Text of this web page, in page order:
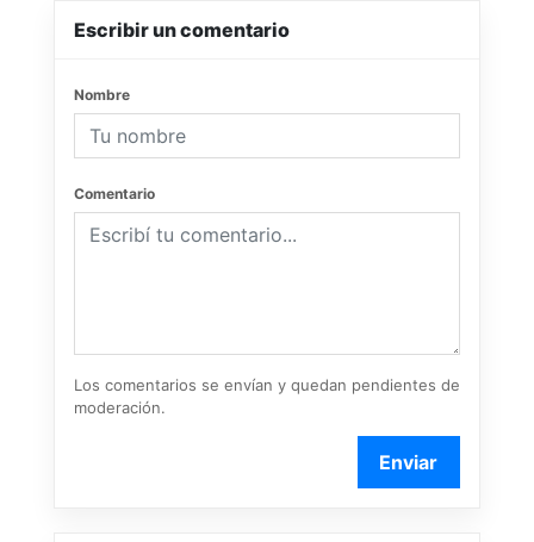
Escribir un comentario
Nombre
Comentario
Los comentarios se envían y quedan pendientes de
moderación.
Enviar